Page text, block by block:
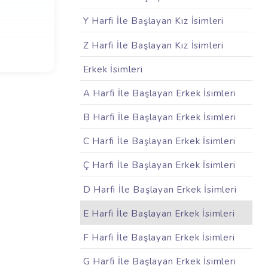
Y Harfi İle Başlayan Kız İsimleri
Z Harfi İle Başlayan Kız İsimleri
Erkek İsimleri
A Harfi İle Başlayan Erkek İsimleri
B Harfi İle Başlayan Erkek İsimleri
C Harfi İle Başlayan Erkek İsimleri
Ç Harfi İle Başlayan Erkek İsimleri
D Harfi İle Başlayan Erkek İsimleri
E Harfi İle Başlayan Erkek İsimleri
F Harfi İle Başlayan Erkek İsimleri
G Harfi İle Başlayan Erkek İsimleri